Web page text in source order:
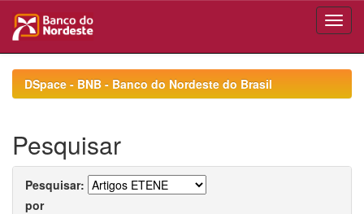
navigationDSpace - BNB - Banco do Nordeste do Brasil
Pesquisar
Pesquisar:
por